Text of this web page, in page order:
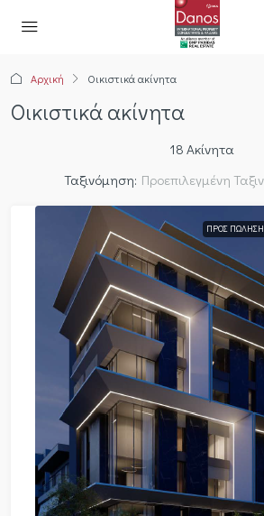
Αρχική Οικιστικά ακίνητα
Οικιστικά ακίνητα
18 Ακίνητα
Ταξινόμηση: Προεπιλεγμένη
ΠΡΟΣ ΠΏΛΗΣΗ